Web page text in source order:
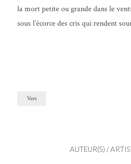
la mort petite ou grande dans le
sous l’é­corce des cris qui rendent
Vers
AUTEUR(S) /